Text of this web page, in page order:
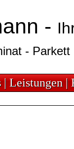
-
-
-
-
| Leistungen
|Leistungen|